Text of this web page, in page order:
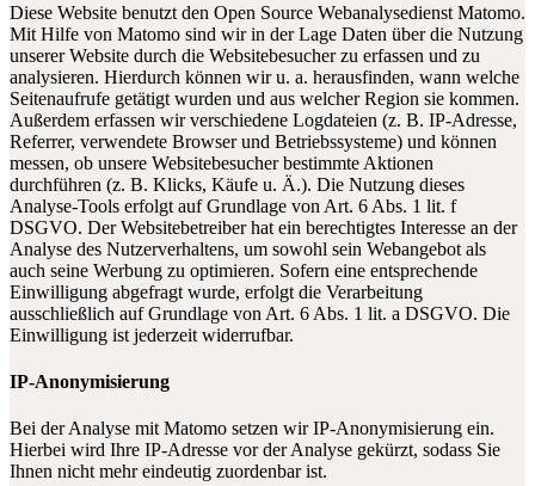
Diese Website benutzt den Open Source Webanalysedienst Matomo.
Mit Hilfe von Matomo sind wir in der Lage Daten über die Nutzung
unserer Website durch die Websitebesucher zu erfassen und zu
analysieren. Hierdurch können wir u. a. herausfinden, wann welche
Seitenaufrufe getätigt wurden und aus welcher Region sie kommen.
Außerdem erfassen wir verschiedene Logdateien (z. B. IP-Adresse,
Referrer, verwendete Browser und Betriebssysteme) und können
messen, ob unsere Websitebesucher bestimmte Aktionen
durchführen (z. B. Klicks, Käufe u. Ä.). Die Nutzung dieses
Analyse-Tools erfolgt auf Grundlage von Art. 6 Abs. 1 lit. f
DSGVO. Der Websitebetreiber hat ein berechtigtes Interesse an der
Analyse des Nutzerverhaltens, um sowohl sein Webangebot als
auch seine Werbung zu optimieren. Sofern eine entsprechende
Einwilligung abgefragt wurde, erfolgt die Verarbeitung
ausschließlich auf Grundlage von Art. 6 Abs. 1 lit. a DSGVO. Die
Einwilligung ist jederzeit widerrufbar.
IP-Anonymisierung
Bei der Analyse mit Matomo setzen wir IP-Anonymisierung ein.
Hierbei wird Ihre IP-Adresse vor der Analyse gekürzt, sodass Sie
Ihnen nicht mehr eindeutig zuordenbar ist.